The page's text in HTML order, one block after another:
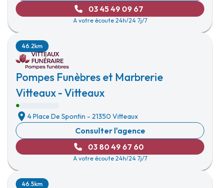
03 45 49 09 67
A votre écoute 24h/24 7j/7
Pompes Funèbres et Marbrerie
Vitteaux - Vitteaux
46.2km
4 Place De Spontin - 21350 Vitteaux
Consulter l'agence
03 80 49 67 60
A votre écoute 24h/24 7j/7
46.5km